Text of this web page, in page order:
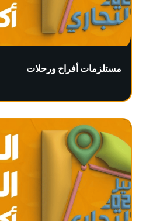
مستلزمات أفراح ورحلات